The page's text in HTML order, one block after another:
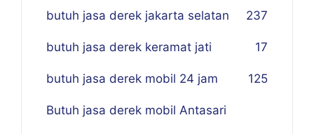
butuh jasa derek jakarta selatan 237
butuh jasa derek keramat jati 17
butuh jasa derek mobil 24 jam 125
Butuh jasa derek mobil Antasari